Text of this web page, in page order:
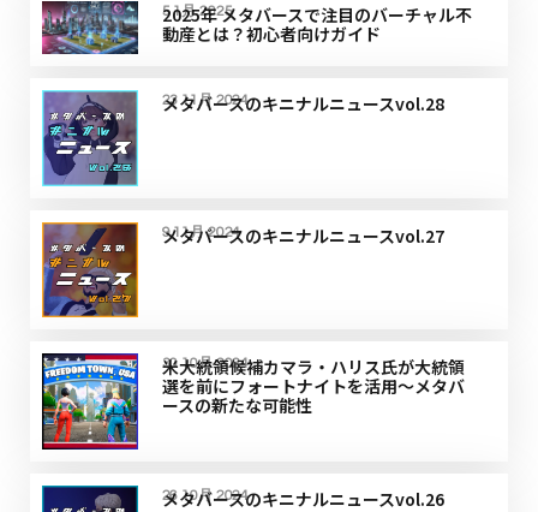
5 1月 2025
2025年 メタバースで注目のバーチャル不
動産とは？初心者向けガイド
23 11月 2024
メタバースのキニナルニュースvol.28
9 11月 2024
メタバースのキニナルニュースvol.27
30 10月 2024
米大統領候補カマラ・ハリス氏が大統領
選を前にフォートナイトを活用〜メタバ
ースの新たな可能性
26 10月 2024
メタバースのキニナルニュースvol.26